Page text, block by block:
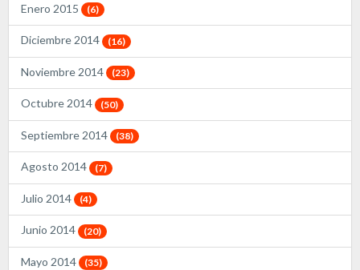
Enero 2015 (6)
Diciembre 2014 (16)
Noviembre 2014 (23)
Octubre 2014 (50)
Septiembre 2014 (38)
Agosto 2014 (7)
Julio 2014 (4)
Junio 2014 (20)
Mayo 2014 (35)